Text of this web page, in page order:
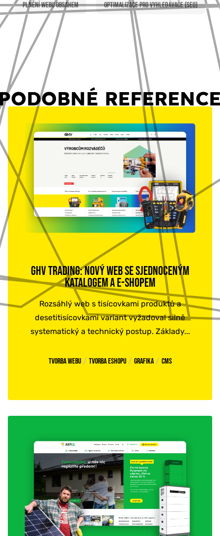
Plnění webu obsahem Optimalizace pro vyhledávače (SEO)
GHV TRADING: NOVÝ WEB SE SJEDNOCENÝM
KATALOGEM A E-SHOPEM
Rozsáhlý web s tisícovkami produktů a
desetitisícovkami variant vyžadoval silně
systematický a technický postup. Základy...
Tvorba webu / Tvorba eshopu / Grafika / CMS